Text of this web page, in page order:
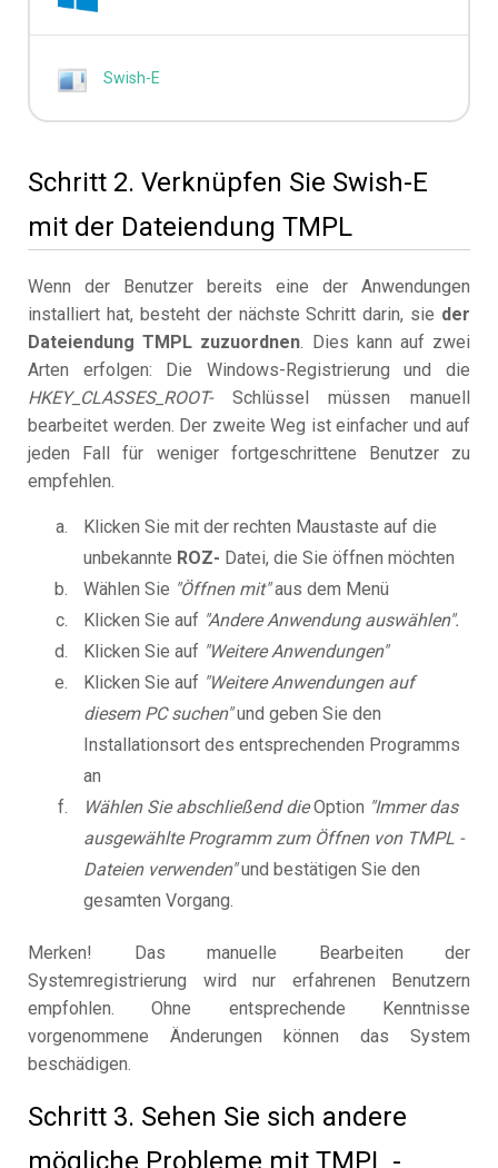
Swish-E
Schritt 2. Verknüpfen Sie Swish-E
mit der Dateiendung TMPL
Wenn der Benutzer bereits eine der Anwendungen
installiert hat, besteht der nächste Schritt darin, sie der
Dateiendung TMPL zuzuordnen. Dies kann auf zwei
Arten erfolgen: Die Windows-Registrierung und die
HKEY_CLASSES_ROOT-Schlüssel müssen manuell
bearbeitet werden. Der zweite Weg ist einfacher und auf
jeden Fall für weniger fortgeschrittene Benutzer zu
empfehlen.
Klicken Sie mit der rechten Maustaste auf die
unbekannte ROZ- Datei, die Sie öffnen möchten
Wählen Sie "Öffnen mit"aus dem Menü
Klicken Sie auf "Andere Anwendung auswählen".
Klicken Sie auf "Weitere Anwendungen"
Klicken Sie auf "Weitere Anwendungen auf
diesem PC suchen"und geben Sie den
Installationsort des entsprechenden Programms
an
Wählen Sie abschließend dieOption "Immer das
ausgewählte Programm zum Öffnen von TMPL -
Dateien verwenden"und bestätigen Sie den
gesamten Vorgang.
Merken! Das manuelle Bearbeiten der
Systemregistrierung wird nur erfahrenen Benutzern
empfohlen. Ohne entsprechende Kenntnisse
vorgenommene Änderungen können das System
beschädigen.
Schritt 3. Sehen Sie sich andere
mögliche Probleme mit TMPL -